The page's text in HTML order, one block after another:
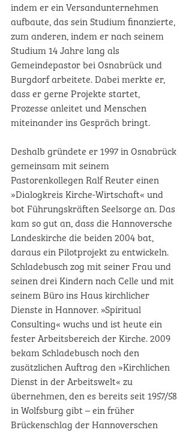
indem er ein Versandunternehmen
aufbaute, das sein Studium finanzierte,
zum anderen, indem er nach seinem
Studium 14 Jahre lang als
Gemeindepastor bei Osnabrück und
Burgdorf arbeitete. Dabei merkte er,
dass er gerne Projekte startet,
Prozesse anleitet und Menschen
miteinander ins Gespräch bringt.
Deshalb gründete er 1997 in Osnabrück
gemeinsam mit seinem
Pastorenkollegen Ralf Reuter einen
»Dialogkreis Kirche-Wirtschaft« und
bot Führungskräften Seelsorge an. Das
kam so gut an, dass die Hannoversche
Landeskirche die beiden 2004 bat,
daraus ein Pilotprojekt zu entwickeln.
Schladebusch zog mit seiner Frau und
seinen drei Kindern nach Celle und mit
seinem Büro ins Haus kirchlicher
Dienste in Hannover. »Spiritual
Consulting« wuchs und ist heute ein
fester Arbeitsbereich der Kirche. 2009
bekam Schladebusch noch den
zusätzlichen Auftrag den »Kirchlichen
Dienst in der Arbeitswelt« zu
übernehmen, den es bereits seit 1957/58
in Wolfsburg gibt – ein früher
Brückenschlag der Hannoverschen